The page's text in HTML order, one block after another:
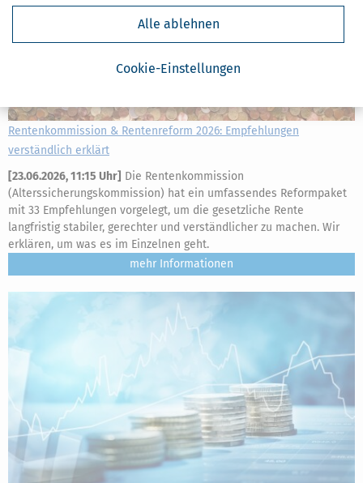
Cookie-Einstellungen
Alle ablehnen
Rentenkommission & Rentenreform 2026: Empfehlungen
verständlich erklärt
[23.06.2026, 11:15 Uhr] Die Rentenkommission
(Alterssicherungskommission) hat ein umfassendes Reformpaket
mit 33 Empfehlungen vorgelegt, um die gesetzliche Rente
langfristig stabiler, gerechter und verständlicher zu machen. Wir
erklären, um was es im Einzelnen geht.
mehr